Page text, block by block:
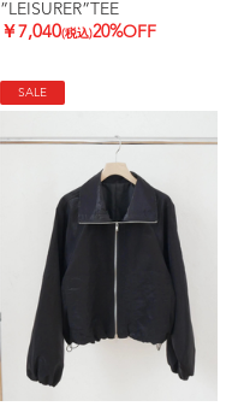
”LEISURER”TEE
￥7,040(税込)20%OFF
SALE